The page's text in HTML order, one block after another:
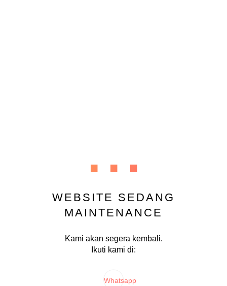
...
WEBSITE SEDANG
MAINTENANCE
Kami akan segera kembali.
Ikuti kami di:
Whatsapp